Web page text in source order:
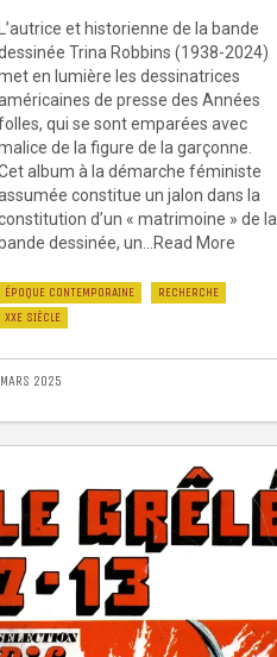
et historienne de la bande
Trina Robbins (1938-2024)
en lumière les dessinatrices
de presse des Années
qui se sont emparées avec
de la figure de la garçonne.
album à la démarche féministe
constitue un jalon dans la
d’un « matrimoine » de la
dessinée, un...Read More
ÉPOQUE CONTEMPORAINE
RECHERCHE
XXE SIÈCLE
2025